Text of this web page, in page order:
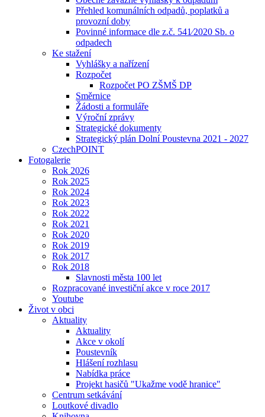
Přehled komunálních odpadů, poplatků a
provozní doby
Povinné informace dle z.č. 541⁄2020 Sb. o
odpadech
Ke stažení
Vyhlášky a nařízení
Rozpočet
Rozpočet PO ZŠMŠ DP
Směrnice
Žádosti a formuláře
Výroční zprávy
Strategické dokumenty
Strategický plán Dolní Poustevna 2021 - 2027
CzechPOINT
Fotogalerie
Rok 2026
Rok 2025
Rok 2024
Rok 2023
Rok 2022
Rok 2021
Rok 2020
Rok 2019
Rok 2017
Rok 2018
Slavnosti města 100 let
Rozpracované investiční akce v roce 2017
Youtube
Život v obci
Aktuality
Aktuality
Akce v okolí
Poustevník
Hlášení rozhlasu
Nabídka práce
Projekt hasičů "Ukažme vodě hranice"
Centrum setkávání
Loutkové divadlo